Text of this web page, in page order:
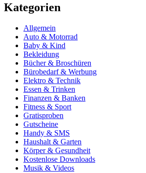
Kategorien
Allgemein
Auto & Motorrad
Baby & Kind
Bekleidung
Bücher & Broschüren
Bürobedarf & Werbung
Elektro & Technik
Essen & Trinken
Finanzen & Banken
Fitness & Sport
Gratisproben
Gutscheine
Handy & SMS
Haushalt & Garten
Körper & Gesundheit
Kostenlose Downloads
Musik & Videos